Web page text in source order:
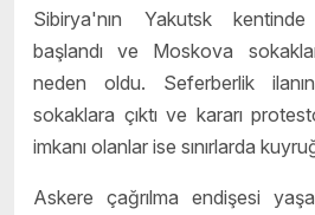
Sibirya'nın Yakutsk
başlandı ve Moskova
neden oldu. Seferberlik
sokaklara çıktı ve kararı
imkanı olanlar ise sınırlarda
Askere çağrılma endişesi